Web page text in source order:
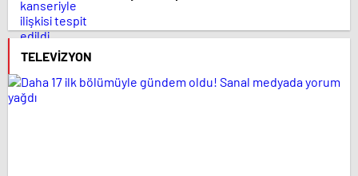
TELEVIZYON